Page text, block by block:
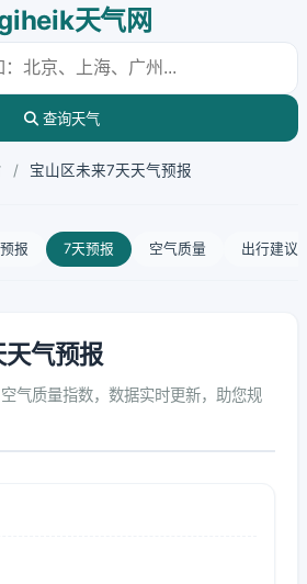
天气网
查询天气
/ 宝山区未来7天天气预报
报 7天预报 空气质量 出行建议
气预报
气质量指数，数据实时更新，助您规